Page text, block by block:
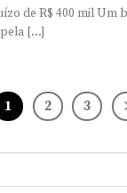
de R$ 400 mil Um
[...]
1 2 3